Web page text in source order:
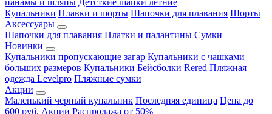
панамы и шляпы Детсткие шапки летние
Купальники Плавки и шорты Шапочки для плавания Шорты
Аксессуары
Шапочки для плавания Платки и палантины Сумки
Новинки
Купальники пропускающие загар Купальники с чашками
больших размеров Купальники Бейсболки Rered Пляжная
одежда Levelpro Пляжные сумки
Акции
Маленький черный купальник Последняя единица Цена до
600 руб. Акции Распродажа от 50%